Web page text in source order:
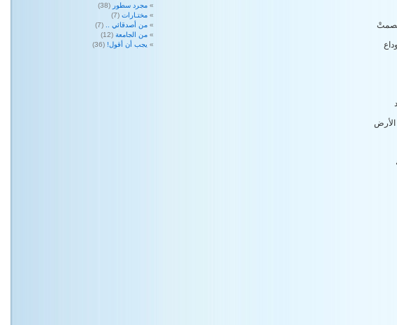
الأرض
مجرد سطور (38)
مختـارات (7)
من أصدقائي ..
(7)
من الجامعة (12)
يجب أن أقول! (36)